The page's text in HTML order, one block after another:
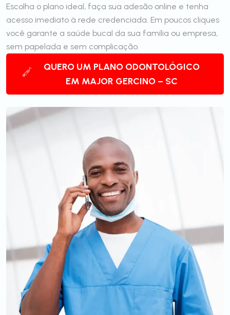
Escolha o plano ideal, faça sua adesão online e tenha
acesso imediato à rede credenciada. Em poucos cliques
você garante a saúde bucal da sua família ou empresa,
sem papelada e sem complicação.
QUERO UM PLANO ODONTOLÓGICO
EM MAJOR GERCINO – SC